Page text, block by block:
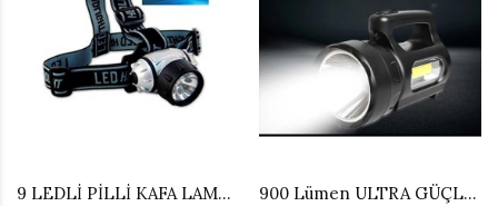
9 LEDLİ PİLLİ KAFA LAMBASI WATTON WT-042 900 Lümen ULTRA GÜÇLÜ EL FENERİ WATTON WT-613